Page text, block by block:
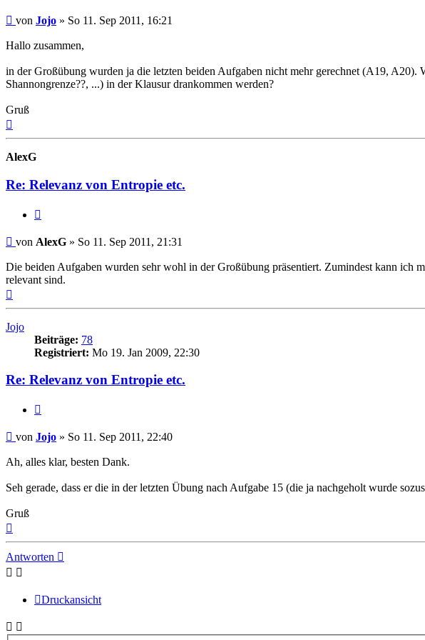
Beitrag
von Jojo » So 11. Sep 2011, 16:21
Hallo zusammen,
in der Großübung wurden ja die letzten beiden Aufgaben nicht mehr gerechnet (A19,
Shannongrenze??, ...) in der Klausur drankommen werden?
Gruß
AlexG
Re: Relevanz von Entropie etc.
Beitrag
von AlexG » So 11. Sep 2011, 21:31
Die beiden Aufgaben wurden sehr wohl in der Großübung präsentiert. Zumindest kann ich
relevant sind.
Jojo
Beiträge: 78
Registriert: Mo 19. Jan 2009, 22:30
Re: Relevanz von Entropie etc.
Beitrag
von Jojo » So 11. Sep 2011, 22:40
Ah, alles klar, besten Dank.
Seh gerade, dass er die in der letzten Übung nach Aufgabe 15 (die ja nachgeholt wurde
Gruß
Antworten
Druckansicht